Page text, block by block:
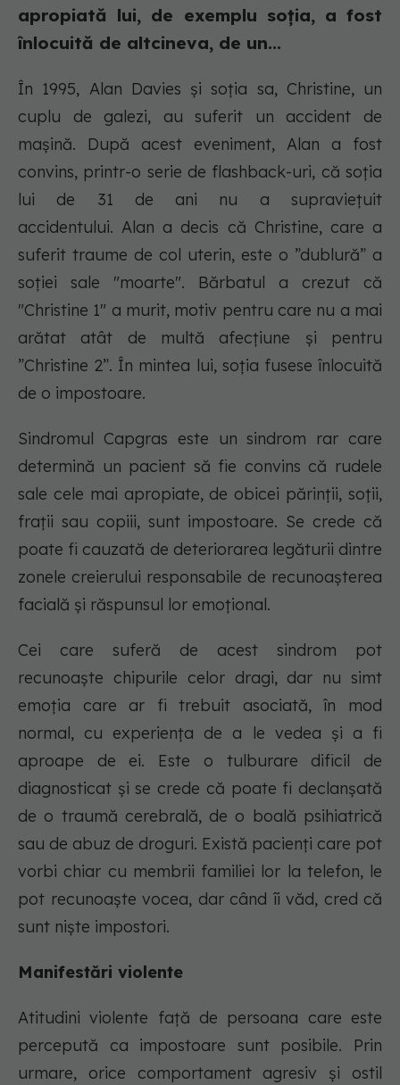
apropiată lui, de exemplu soția, a fost
înlocuită de altcineva, de un...
În 1995, Alan Davies și soția sa, Christine, un
cuplu de galezi, au suferit un accident de
mașină. După acest eveniment, Alan a fost
convins, printr-o serie de flashback-uri, că soția
lui de 31 de ani nu a supraviețuit
accidentului. Alan a decis că Christine, care a
suferit traume de col uterin, este o ”dublură” a
soției sale "moarte". Bărbatul a crezut că
"Christine 1" a murit, motiv pentru care nu a mai
arătat atât de multă afecțiune și pentru
”Christine 2”. În mintea lui, soția fusese înlocuită
de o impostoare.
Sindromul Capgras este un sindrom rar care
determină un pacient să fie convins că rudele
sale cele mai apropiate, de obicei părinții, soții,
frații sau copiii, sunt impostoare. Se crede că
poate fi cauzată de deteriorarea legăturii dintre
zonele creierului responsabile de recunoașterea
facială și răspunsul lor emoțional.
Cei care suferă de acest sindrom pot
recunoaște chipurile celor dragi, dar nu simt
emoția care ar fi trebuit asociată, în mod
normal, cu experiența de a le vedea și a fi
aproape de ei. Este o tulburare dificil de
diagnosticat și se crede că poate fi declanșată
de o traumă cerebrală, de o boală psihiatrică
sau de abuz de droguri. Există pacienți care pot
vorbi chiar cu membrii familiei lor la telefon, le
pot recunoaște vocea, dar când îi văd, cred că
sunt niște impostori.
Manifestări violente
Atitudini violente față de persoana care este
percepută ca impostoare sunt posibile. Prin
urmare, orice comportament agresiv și ostil